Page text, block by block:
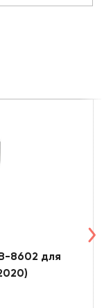
8602 для